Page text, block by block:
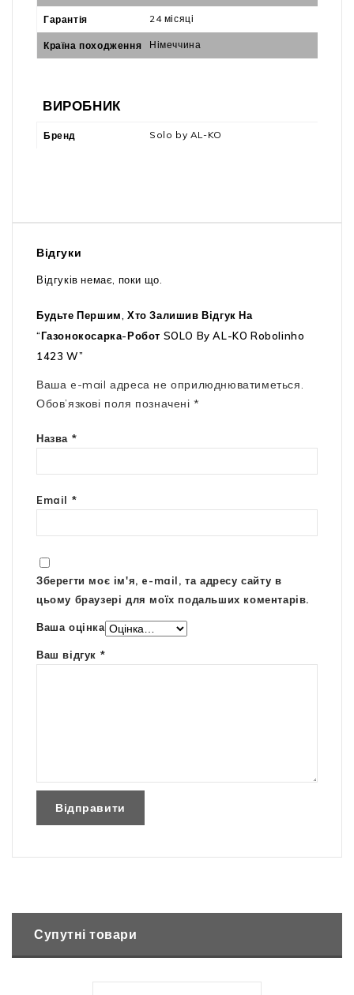
Гарантія 24 місяці
Країна походження Німеччина
ВИРОБНИК
Бренд Solo by AL-KO
Відгуки
Відгуків немає, поки що.
Будьте Першим, Хто Залишив Відгук На
“Газонокосарка-Робот SOLO By AL-KO Robolinho
1423 W”
Ваша e-mail адреса не оприлюднюватиметься.
Обов’язкові поля позначені*
Назва *
Email *
Зберегти моє ім'я, e-mail, та адресу сайту в
цьому браузері для моїх подальших коментарів.
Ваша оцінка
Ваш відгук *
Супутні товари